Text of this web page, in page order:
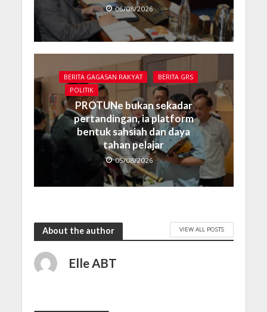
06/08/2026
BERITA GAGASAN RAKYAT
BERITA GRS
POLITIK
PROTUNe bukan sekadar
pertandingan, ia platform
bentuk sahsiah dan daya
tahan pelajar
05/08/2026
About the author VIEW ALL POSTS
Elle ABT